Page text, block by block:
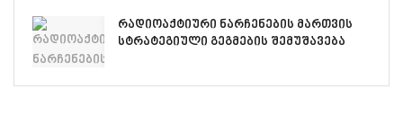
რადიოაქტიური ნარჩენების მართვის
სტრატეგიული გეგმების შემუშავება